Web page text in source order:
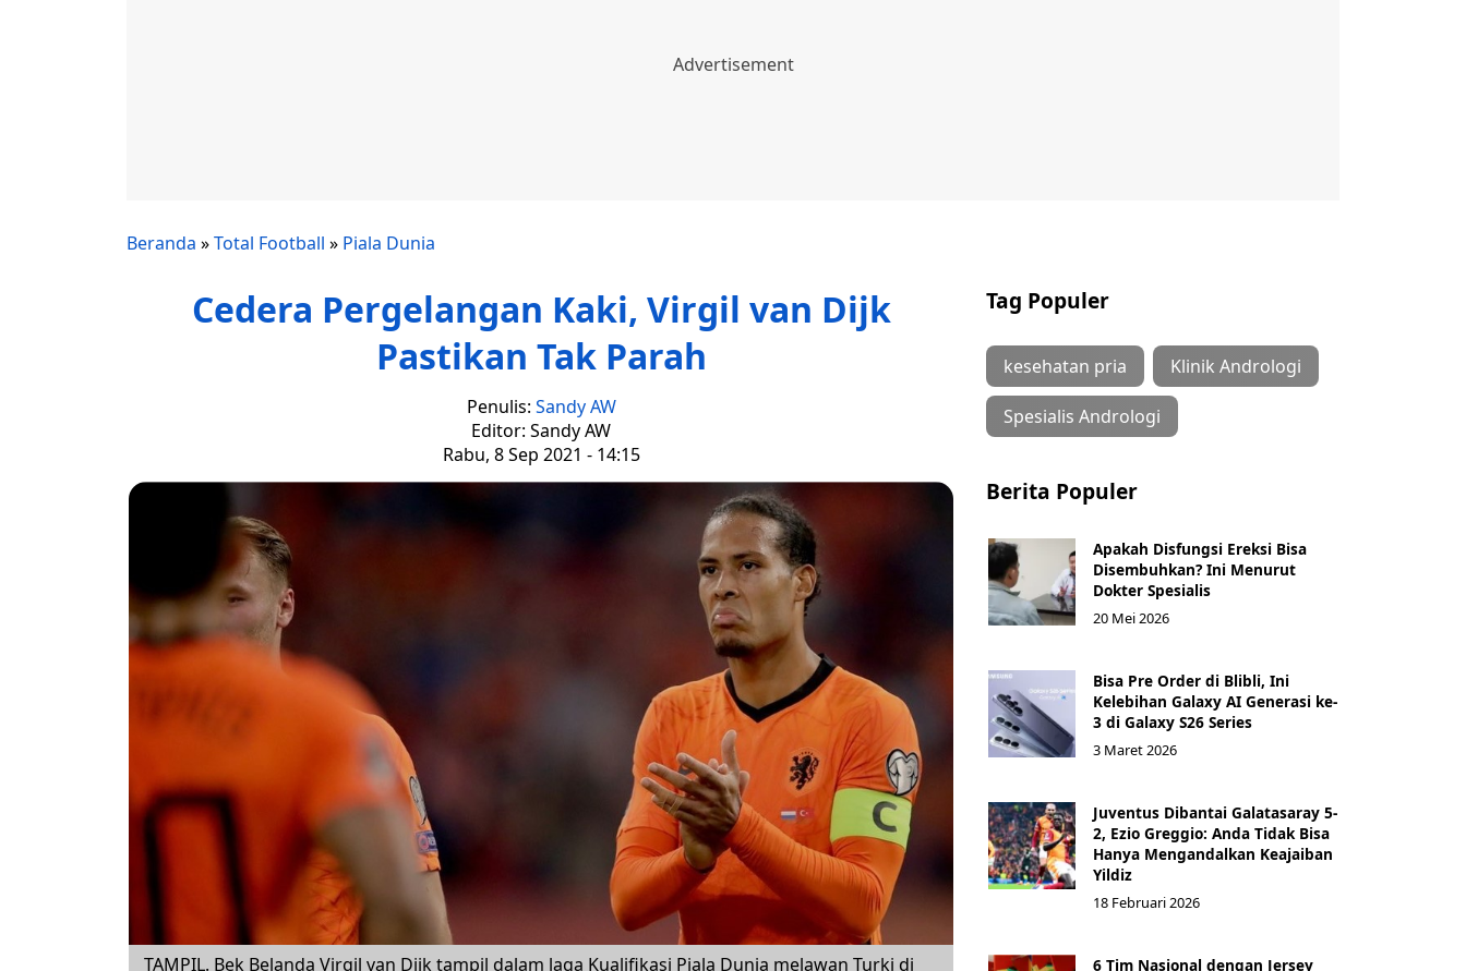
Beranda »Total Football » Piala Dunia
Cedera Pergelangan Kaki, Virgil van Dijk
Pastikan Tak Parah
Penulis: Sandy AW
Editor: Sandy AW
Rabu, 8 Sep 2021 - 14:15
TAMPIL. Bek Belanda Virgil van Dijk tampil dalam laga Kualifikasi Piala Dunia melawan Turki di
Tag Populer
kesehatan pria Klinik Andrologi
Spesialis Andrologi
Berita Populer
Apakah Disfungsi Ereksi Bisa
Disembuhkan? Ini Menurut
Dokter Spesialis
20 Mei 2026
Bisa Pre Order di Blibli, Ini
Kelebihan Galaxy AI Generasi ke-
3 di Galaxy S26 Series
3 Maret 2026
Juventus Dibantai Galatasaray 5-
2, Ezio Greggio: Anda Tidak Bisa
Hanya Mengandalkan Keajaiban
Yildiz
18 Februari 2026
6 Tim Nasional dengan Jersey